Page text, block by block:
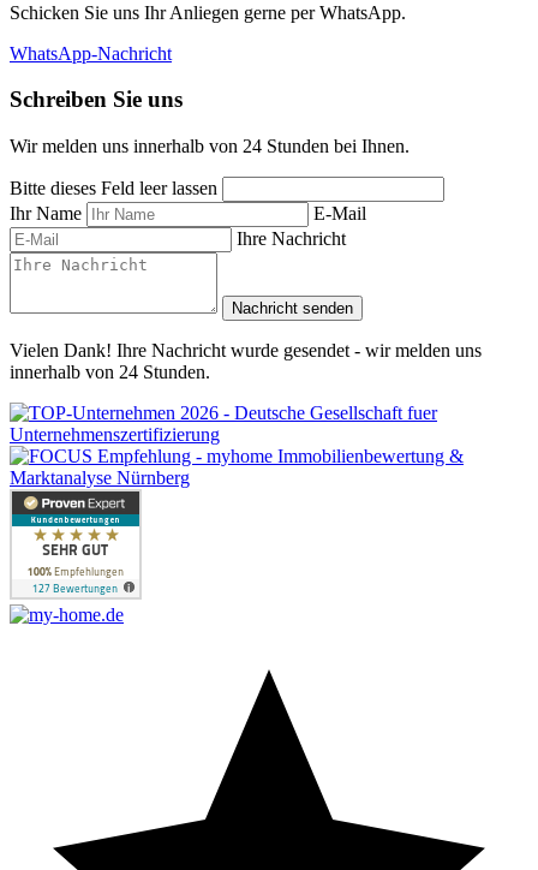
Schicken Sie uns Ihr Anliegen gerne per WhatsApp.
WhatsApp-Nachricht
Schreiben Sie uns
Wir melden uns innerhalb von 24 Stunden bei Ihnen.
Bitte dieses Feld leer lassen
Ihr Name
E-Mail
Ihre Nachricht
Nachricht senden
Vielen Dank! Ihre Nachricht wurde gesendet - wir melden uns
innerhalb von 24 Stunden.